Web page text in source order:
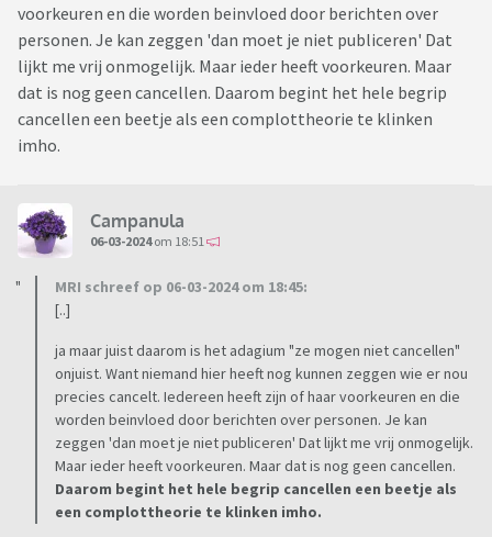
voorkeuren en die worden beinvloed door berichten over
personen. Je kan zeggen 'dan moet je niet publiceren' Dat
lijkt me vrij onmogelijk. Maar ieder heeft voorkeuren. Maar
dat is nog geen cancellen. Daarom begint het hele begrip
cancellen een beetje als een complottheorie te klinken
imho.
Campanula
06-03-2024om 18:51
MRI schreef op 06-03-2024 om 18:45:
[..]
ja maar juist daarom is het adagium "ze mogen niet cancellen"
onjuist. Want niemand hier heeft nog kunnen zeggen wie er nou
precies cancelt. Iedereen heeft zijn of haar voorkeuren en die
worden beinvloed door berichten over personen. Je kan
zeggen 'dan moet je niet publiceren' Dat lijkt me vrij onmogelijk.
Maar ieder heeft voorkeuren. Maar dat is nog geen cancellen.
Daarom begint het hele begrip cancellen een beetje als
een complottheorie te klinken imho.